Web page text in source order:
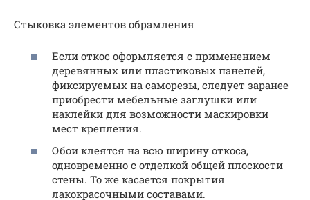
Стыковка элементов обрамления
Если откос оформляется с применением
деревянных или пластиковых панелей,
фиксируемых на саморезы, следует заранее
приобрести мебельные заглушки или
наклейки для возможности маскировки
мест крепления.
Обои клеятся на всю ширину откоса,
одновременно с отделкой общей плоскости
стены. То же касается покрытия
лакокрасочными составами.